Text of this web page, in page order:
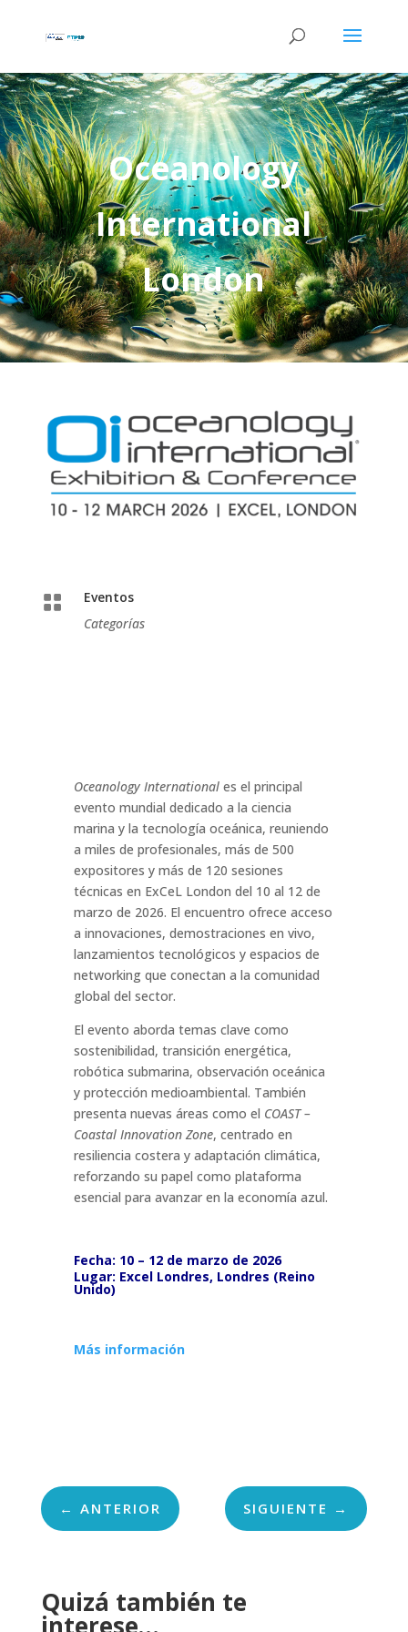
Oceanology
International
London

Eventos
Categorías
Oceanology Internationales el principal
evento mundial dedicado a la ciencia
marina y la tecnología oceánica, reuniendo
a miles de profesionales, más de 500
expositores y más de 120 sesiones
técnicas en ExCeL London del 10 al 12 de
marzo de 2026. El encuentro ofrece acceso
a innovaciones, demostraciones en vivo,
lanzamientos tecnológicos y espacios de
networking que conectan a la comunidad
global del sector.
El evento aborda temas clave como
sostenibilidad, transición energética,
robótica submarina, observación oceánica
y protección medioambiental. También
presenta nuevas áreas como el COAST –
Coastal Innovation Zone, centrado en
resiliencia costera y adaptación climática,
reforzando su papel como plataforma
esencial para avanzar en la economía azul.
Fecha: 10 – 12 de marzo de 2026
Lugar: Excel Londres, Londres (Reino
Unido)
Más información
← ANTERIOR SIGUIENTE →
Quizá también te
interese…